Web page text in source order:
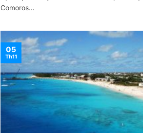
Comoros...
05
Th11